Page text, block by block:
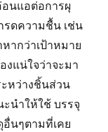
นแอต่อการผุ
ดความชื้น เช่น
ากว่าเป้าหมาย
แน่ใจว่าจะมา
หว่างชิ้นส่วน
นำให้ใช้ บรรจุ
นๆตามที่เคย